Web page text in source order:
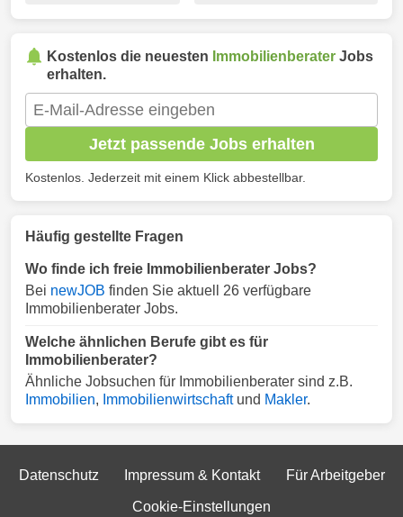
Kostenlos die neuesten Immobilienberater Jobs
erhalten.
Jetzt passende Jobs erhalten
Kostenlos. Jederzeit mit einem Klick abbestellbar.
Häufig gestellte Fragen
Wo finde ich freie Immobilienberater Jobs?
Bei newJOB finden Sie aktuell 26 verfügbare
Immobilienberater Jobs.
Welche ähnlichen Berufe gibt es für
Immobilienberater?
Ähnliche Jobsuchen für Immobilienberater sind z.B.
Immobilien, Immobilienwirtschaftund Makler.
Datenschutz Impressum & Kontakt Für Arbeitgeber
Cookie-Einstellungen